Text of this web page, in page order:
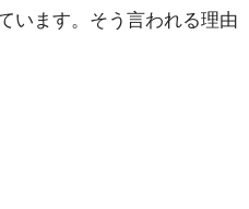
います。そう言われる理由